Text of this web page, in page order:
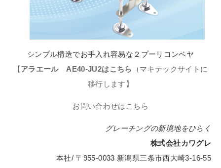
シンプル構造でお手入れ容易な２プーリコンベヤ
【アラエール AE40-JU2はこちら （マキテックサイトに
移行します】
お問い合わせはこちら
グレーチングの新境地をひらく
株式会社カワグレ
本社/ 〒955-0033 新潟県三条市西大崎3-16-55